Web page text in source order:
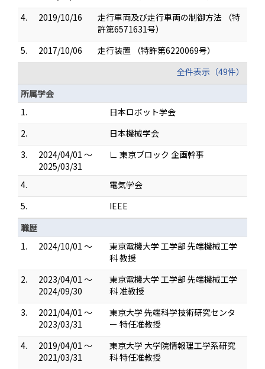
4.
2019/10/16
走行車両及び走行車両の制御方法 （特
許第6571631号）
5.
2017/10/06
走行装置 （特許第6220069号）
全件表示（49件）
所属学会
1.
日本ロボット学会
2.
日本機械学会
3.
2024/04/01 ～
2025/03/31
∟ 東京ブロック 企画幹事
4.
電気学会
5.
IEEE
職歴
1.
2024/10/01 ～
東京電機大学 工学部 先端機械工学
科 教授
2.
2023/04/01 ～
2024/09/30
東京電機大学 工学部 先端機械工学
科 准教授
3.
2021/04/01 ～
2023/03/31
東京大学 先端科学技術研究センタ
ー 特任准教授
4.
2019/04/01 ～
2021/03/31
東京大学 大学院情報理工学系研究
科 特任准教授